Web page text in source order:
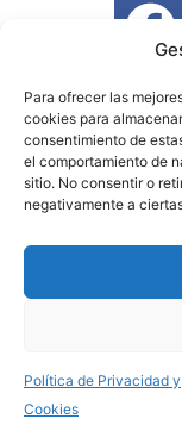
Para ofrecer las
cookies para
consentimiento de
el comportamiento de
sitio. No consentir o
negativamente a
Política de Privacidad y
Cookies